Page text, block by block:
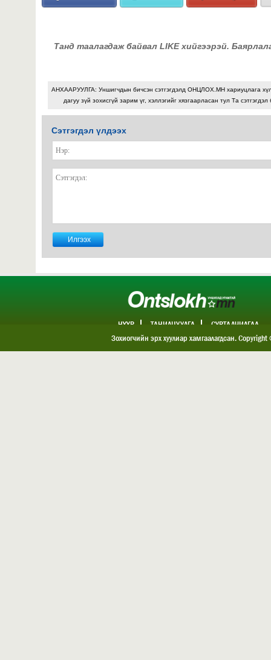
Танд таалагдаж байвал LIKE хийгээрэй.
АНХААРУУЛГА: Уншигчдын бичсэн сэтгэгдэлд ОНЦЛОХ.МН хариуцлага
дагуу зүй зохисгүй зарим үг, хэллэгийг хязгаарласан тул Та
Сэтгэгдэл үлдээх
НҮҮР ТАНИЛЦУУЛГА СУРТАЛЧИЛГАА
ХОЛБОО БАРИХ
Зохиогчийн эрх хуулиар хамгаалагдсан.